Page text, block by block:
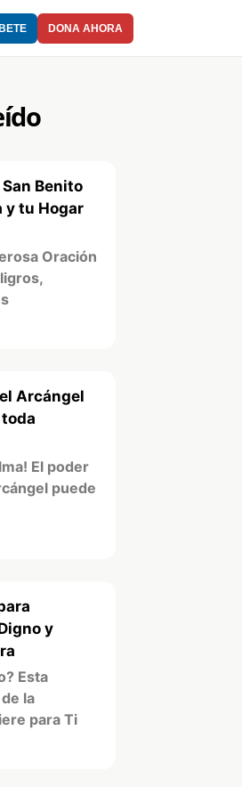
DONA AHORA
Benito
y tu Hogar
Oración
Arcángel
El poder
puede
y
Esta
la
para Ti